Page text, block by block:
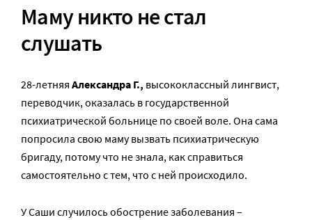
Маму никто не стал
слушать
28-летняя Александра Г., высококлассный лингвист,
переводчик, оказалась в государственной
психиатрической больнице по своей воле. Она сама
попросила свою маму вызвать психиатрическую
бригаду, потому что не знала, как справиться
самостоятельно с тем, что с ней происходило.
У Саши случилось обострение заболевания –